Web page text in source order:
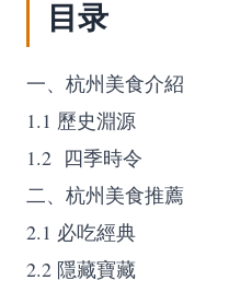
目录
一、杭州美食介紹
1.1 歷史淵源
1.2 四季時令
二、杭州美食推薦
2.1 必吃經典
2.2 隱藏寶藏